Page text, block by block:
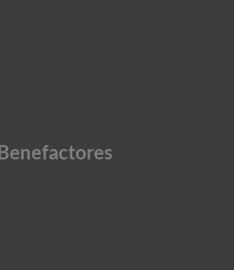
Benefactores